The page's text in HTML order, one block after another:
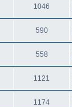
1046
590
558
1121
1174